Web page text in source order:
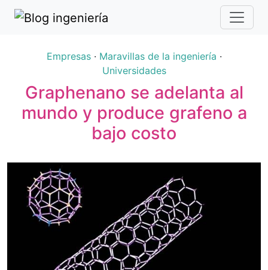
Empresas· Maravillas de la ingeniería ·
Universidades
Graphenano se adelanta al
mundo y produce grafeno a
bajo costo